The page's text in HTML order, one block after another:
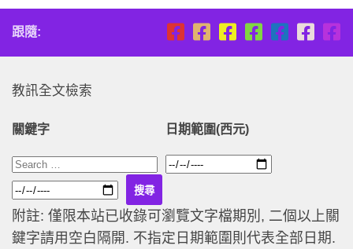
跟隨:
教訊全文檢索
關鍵字 日期範圍(西元)
附註: 僅限本站已收錄可瀏覽文字檔期別, 二個以上關
鍵字請用空白隔開. 不指定日期範圍則代表全部日期.